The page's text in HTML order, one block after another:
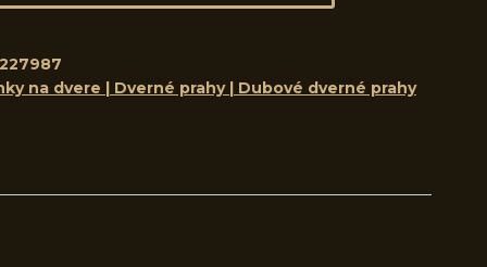
na dvere | Dverné prahy | Dubové dverné prahy